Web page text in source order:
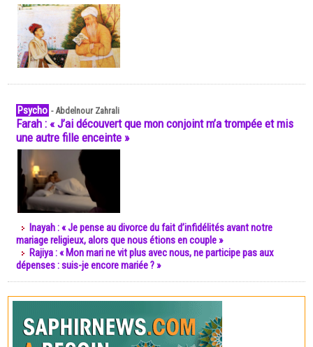
Psycho -Abdelnour Zahrali
Farah : « J’ai découvert que mon conjoint m’a trompée et mis
une autre fille enceinte »
Inayah : « Je pense au divorce du fait d’infidélités avant notre
mariage religieux, alors que nous étions en couple »
Rajiya : « Mon mari ne vit plus avec nous, ne participe pas aux
dépenses : suis-je encore mariée ? »